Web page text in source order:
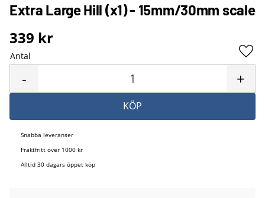
Extra Large Hill (x1) - 15mm/30mm scale
339 kr
Antal
+
-
KÖP
Snabba leveranser
Fraktfritt över 1000 kr
Alltid 30 dagars öppet köp